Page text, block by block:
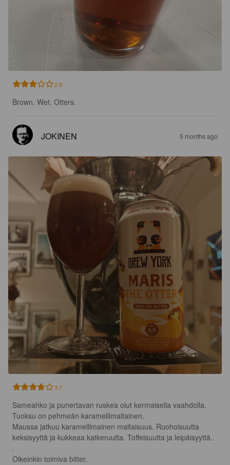
2.9
Brown. Wet. Otters.
JOKINEN 5 months ago
3.7
Sameahko ja punertavan ruskea olut kermaisella vaahdolla.
Tuoksu on pehmeän karamellimaltainen.
Maussa jatkuu karamellimainen maltaisuus. Ruohoisuutta
keksisyyttä ja kukkeaa katkeruutta. Toffeisuutta ja leipäisyyttä..
.
Oikeinkin toimiva bitter.